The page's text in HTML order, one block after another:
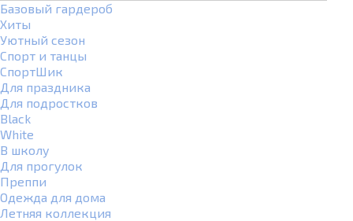
Базовый гардероб
Хиты
Уютный сезон
Спорт и танцы
СпортШик
Для праздника
Для подростков
Black
White
В школу
Для прогулок
Преппи
Одежда для дома
Летняя коллекция